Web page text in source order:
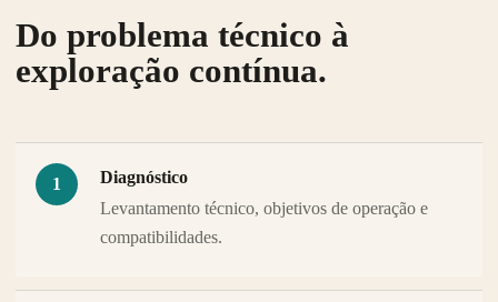
Do problema técnico à
exploração contínua.
Diagnóstico
Levantamento técnico, objetivos de operação e
compatibilidades.